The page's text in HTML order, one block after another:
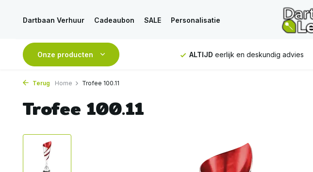
Dartbaan Verhuur Cadeaubon SALE Personalisatie
Onze producten
verstuurd GRATIS verzending vanaf 50€ ALTIJD eerlijk en deskundig advies
Terug Home Trofee 100.11
Trofee 100.11